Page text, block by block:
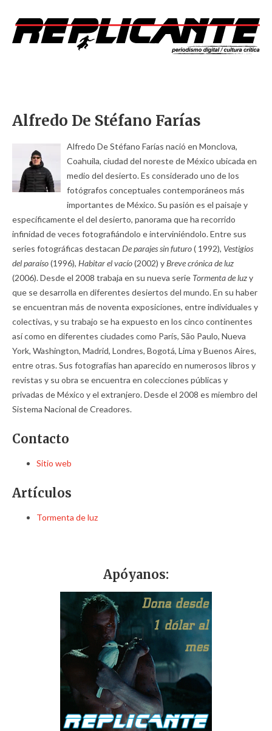
Alfredo De Stéfano Farías
Alfredo De Stéfano Farías nació en Monclova,
Coahuila, ciudad del noreste de México ubicada en
medio del desierto. Es considerado uno de los
fotógrafos conceptuales contemporáneos más
importantes de México. Su pasión es el paisaje y
específicamente el del desierto, panorama que ha recorrido
infinidad de veces fotografiándolo e interviniéndolo. Entre sus
series fotográficas destacan De parajes sin futuro( 1992), Vestigios
del paraíso(1996), Habitar el vacío(2002) yBreve crónica de luz
(2006). Desde el 2008 trabaja en su nueva serie Tormenta de luzy
que se desarrolla en diferentes desiertos del mundo. En su haber
se encuentran más de noventa exposiciones, entre individuales y
colectivas, y su trabajo se ha expuesto en los cinco continentes
así como en diferentes ciudades como París, São Paulo, Nueva
York, Washington, Madrid, Londres, Bogotá, Lima y Buenos Aires,
entre otras. Sus fotografías han aparecido en numerosos libros y
revistas y su obra se encuentra en colecciones públicas y
privadas de México y el extranjero. Desde el 2008 es miembro del
Sistema Nacional de Creadores.
Contacto
Sitio web
Artículos
Tormenta de luz
Apóyanos: